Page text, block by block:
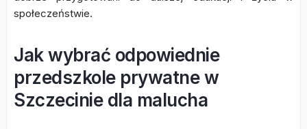
społeczeństwie.
Jak wybrać odpowiednie
przedszkole prywatne w
Szczecinie dla malucha